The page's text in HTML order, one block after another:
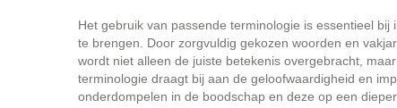
Het gebruik van passende terminologie is essentieel
te brengen. Door zorgvuldig gekozen woorden en
wordt niet alleen de juiste betekenis overgebracht,
terminologie draagt bij aan de geloofwaardigheid en
onderdompelen in de boodschap en deze op een